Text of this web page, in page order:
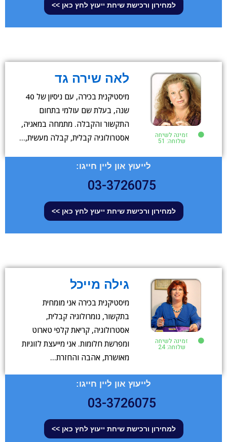
למחירון ורכישת שיחת ייעוץ לחץ כאן >>
זמינה לשיחה
שלוחה: 51
לאה שירה גד
מיסטיקנית בכירה, עם ניסיון של 40
שנה, בעלת שם עולמי בתחום
התקשור והקבלה. מתמחה במאגיה,
אסטרולוגיה קבלית, קבלה מעשית,…
לייעוץ און ליין חייגו:
03-3726075
למחירון ורכישת שיחת ייעוץ לחץ כאן >>
זמינה לשיחה
שלוחה: 24
גילה מייכל
מיסטיקנית בכירה אני מומחית
בתקשור, נומרולוגיה קבלית,
אסטרולוגיה, קריאת קלפי טארוט
ומפרשת חלומות. אני מייעצת לזוגיות
מאושרת, אהבה והחזרת…
לייעוץ און ליין חייגו:
03-3726075
למחירון ורכישת שיחת ייעוץ לחץ כאן >>